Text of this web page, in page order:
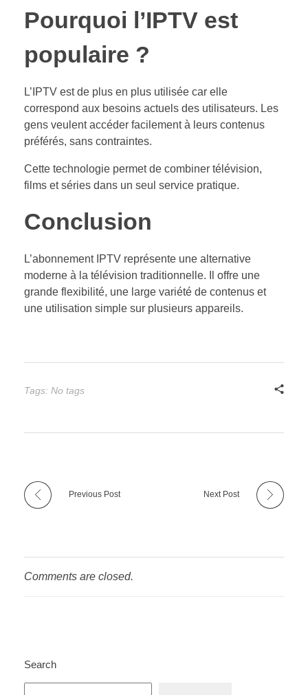
Pourquoi l’IPTV est
populaire ?
L’IPTV est de plus en plus utilisée car elle
correspond aux besoins actuels des utilisateurs. Les
gens veulent accéder facilement à leurs contenus
préférés, sans contraintes.
Cette technologie permet de combiner télévision,
films et séries dans un seul service pratique.
Conclusion
L’abonnement IPTV représente une alternative
moderne à la télévision traditionnelle. Il offre une
grande flexibilité, une large variété de contenus et
une utilisation simple sur plusieurs appareils.
Tags: No tags
Previous Post Next Post
Comments are closed.
Search